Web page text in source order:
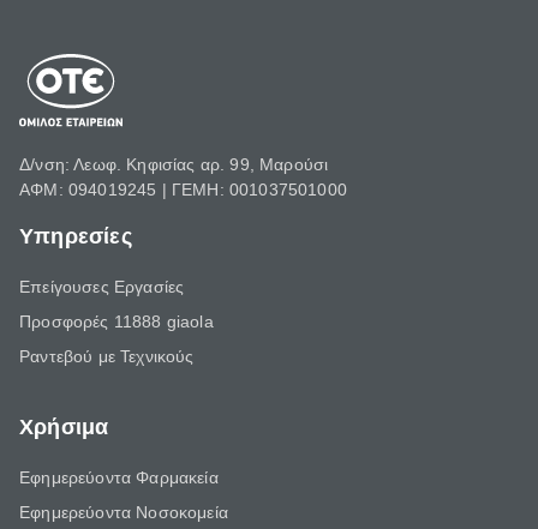
Δ/νση: Λεωφ. Κηφισίας αρ. 99, Μαρούσι
ΑΦΜ: 094019245 | ΓΕΜΗ: 001037501000
Υπηρεσίες
Επείγουσες Εργασίες
Προσφορές 11888 giaola
Ραντεβού με Τεχνικούς
Χρήσιμα
Εφημερεύοντα Φαρμακεία
Εφημερεύοντα Νοσοκομεία